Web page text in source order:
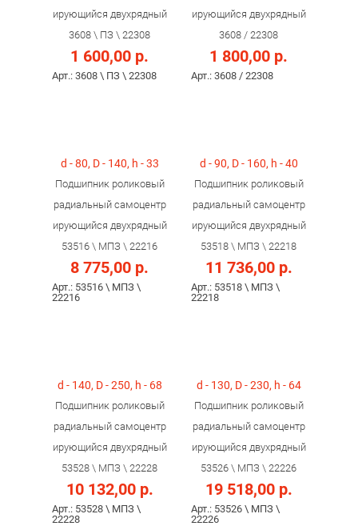
ирующийся двухрядный
3608 \ ПЗ \ 22308
1 600,00 р.
Арт.: 3608 \ ПЗ \ 22308
ирующийся двухрядный
3608 / 22308
1 800,00 р.
Арт.: 3608 / 22308
d - 80, D - 140, h - 33
Подшипник роликовый
радиальный самоцентр
ирующийся двухрядный
53516 \ МПЗ \ 22216
8 775,00 р.
Арт.: 53516 \ МПЗ \
22216
d - 90, D - 160, h - 40
Подшипник роликовый
радиальный самоцентр
ирующийся двухрядный
53518 \ МПЗ \ 22218
11 736,00 р.
Арт.: 53518 \ МПЗ \
22218
d - 140, D - 250, h - 68
Подшипник роликовый
радиальный самоцентр
ирующийся двухрядный
53528 \ МПЗ \ 22228
10 132,00 р.
Арт.: 53528 \ МПЗ \
22228
d - 130, D - 230, h - 64
Подшипник роликовый
радиальный самоцентр
ирующийся двухрядный
53526 \ МПЗ \ 22226
19 518,00 р.
Арт.: 53526 \ МПЗ \
22226